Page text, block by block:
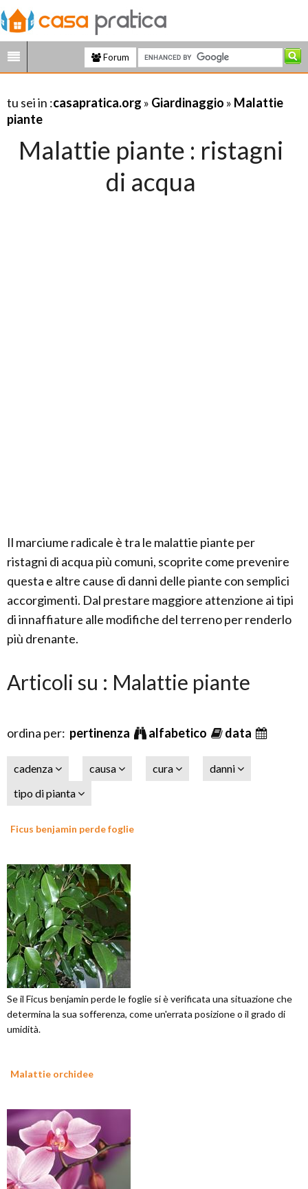
Forum
tu sei in :casapratica.org » Giardinaggio » Malattie
piante
Malattie piante : ristagni
di acqua
Il marciume radicale è tra le malattie piante per
ristagni di acqua più comuni, scoprite come prevenire
questa e altre cause di danni delle piante con semplici
accorgimenti. Dal prestare maggiore attenzione ai tipi
di innaffiature alle modifiche del terreno per renderlo
più drenante.
Articoli su : Malattie piante
ordina per: pertinenza alfabetico data
cadenza causa cura
danni
tipo di pianta
Ficus benjamin perde foglie
Se il Ficus benjamin perde le foglie si è verificata una situazione che
determina la sua sofferenza, come un'errata posizione o il grado di
umidità.
Malattie orchidee